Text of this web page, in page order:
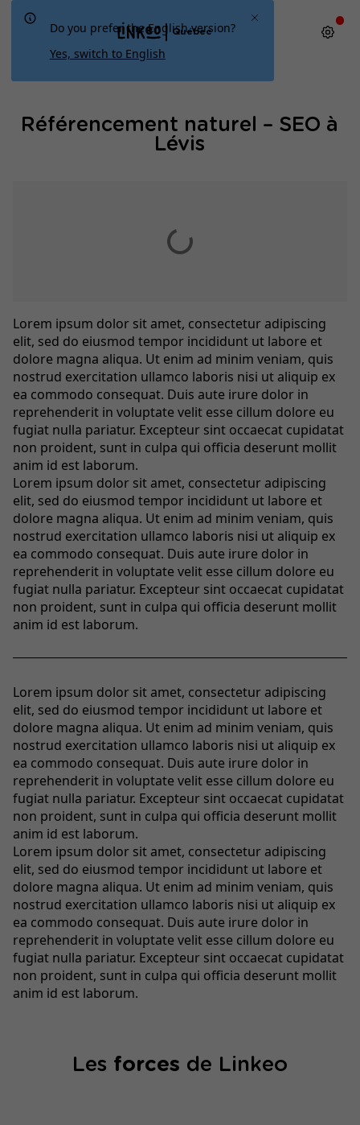
Québec
Référencement naturel – SEO à
Lévis
Lorem ipsum dolor sit amet, consectetur adipiscing
elit, sed do eiusmod tempor incididunt ut labore et
dolore magna aliqua. Ut enim ad minim veniam, quis
nostrud exercitation ullamco laboris nisi ut aliquip ex
ea commodo consequat. Duis aute irure dolor in
reprehenderit in voluptate velit esse cillum dolore eu
fugiat nulla pariatur. Excepteur sint occaecat cupidatat
non proident, sunt in culpa qui officia deserunt mollit
anim id est laborum.
Lorem ipsum dolor sit amet, consectetur adipiscing
elit, sed do eiusmod tempor incididunt ut labore et
dolore magna aliqua. Ut enim ad minim veniam, quis
nostrud exercitation ullamco laboris nisi ut aliquip ex
ea commodo consequat. Duis aute irure dolor in
reprehenderit in voluptate velit esse cillum dolore eu
fugiat nulla pariatur. Excepteur sint occaecat cupidatat
non proident, sunt in culpa qui officia deserunt mollit
anim id est laborum.
Lorem ipsum dolor sit amet, consectetur adipiscing
elit, sed do eiusmod tempor incididunt ut labore et
dolore magna aliqua. Ut enim ad minim veniam, quis
nostrud exercitation ullamco laboris nisi ut aliquip ex
ea commodo consequat. Duis aute irure dolor in
reprehenderit in voluptate velit esse cillum dolore eu
fugiat nulla pariatur. Excepteur sint occaecat cupidatat
non proident, sunt in culpa qui officia deserunt mollit
anim id est laborum.
Lorem ipsum dolor sit amet, consectetur adipiscing
elit, sed do eiusmod tempor incididunt ut labore et
dolore magna aliqua. Ut enim ad minim veniam, quis
nostrud exercitation ullamco laboris nisi ut aliquip ex
ea commodo consequat. Duis aute irure dolor in
reprehenderit in voluptate velit esse cillum dolore eu
fugiat nulla pariatur. Excepteur sint occaecat cupidatat
non proident, sunt in culpa qui officia deserunt mollit
anim id est laborum.
Les forces de Linkeo
Do you prefer the English version?
Yes, switch to English